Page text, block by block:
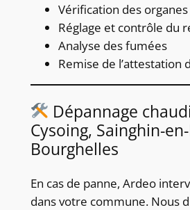
Vérification des
Réglage et contrôle du
Analyse des fumées
Remise de l’attestation
Dépannage
Cysoing, Sainghin-
Bourghelles
En cas de panne, Ardeo
dans votre commune. Nous